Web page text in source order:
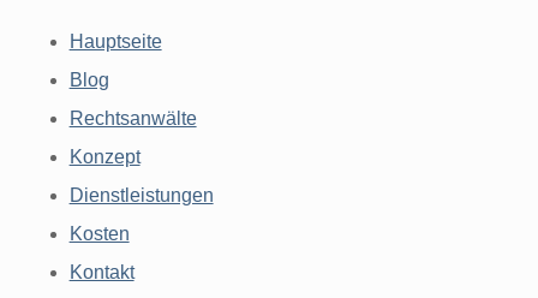
Hauptseite
Blog
Rechtsanwälte
Konzept
Dienstleistungen
Kosten
Kontakt